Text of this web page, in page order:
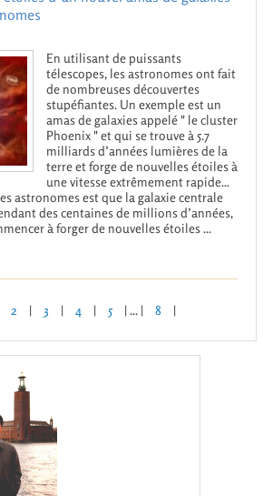
En utilisant de puissants
télescopes, les astronomes ont fait
de nombreuses découvertes
stupéfiantes. Un exemple est un
amas de galaxies appelé " le cluster
Phoenix " et qui se trouve à 5.7
milliards d’années lumières de la
terre et forge de nouvelles étoiles à
une vitesse extrêmement rapide...
astronomes est que la galaxie centrale
des centaines de millions d’années,
à forger de nouvelles étoiles ...
2 | 3 | 4 | 5 | ... | 8 |